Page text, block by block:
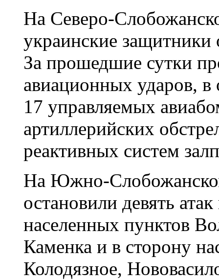
На Северо-
украинские защитники
За прошедшие сутки
авиационных ударов,
17 управляемых
артиллерийских
реактивных систем
На Южно-
остановили девять
населенных пунктов
Каменка и в сторону
Колодязное,